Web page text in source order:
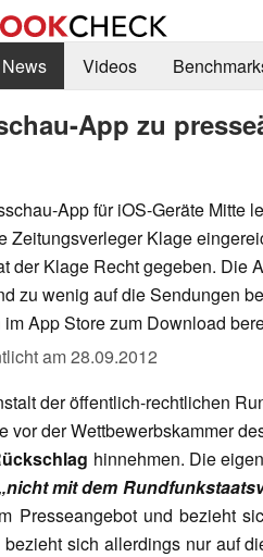
News Videos
App zu
App für iOS-Geräte Mitte
Zeitungsverleger Klage
der Klage Recht gegeben. Die
zu wenig auf die Sendungen
App Store zum Download
am28.09.2012
der öffentlich-rechtlichen
vor der Wettbewerbskammer
hinnehmen. Die
mit dem
Presseangebot und bezieht
sich allerdings nur auf